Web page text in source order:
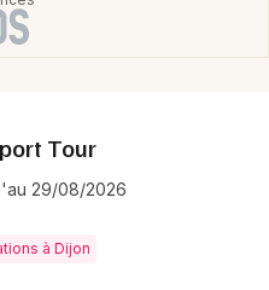
Tour
29/08/2026
à Dijon